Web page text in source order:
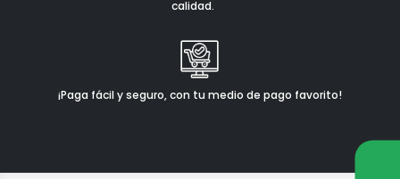
calidad.
¡Paga fácil y seguro, con tu medio de pago favorito!